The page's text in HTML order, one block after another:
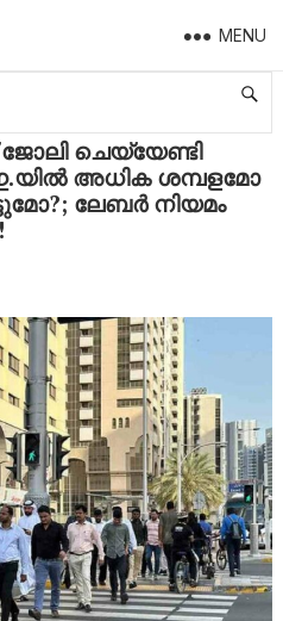
MENU
യു.എ.ഇ.യിൽ അധിക ശമ്പളമോ പകരം അവധിയോ കിട്ടുമോ?; ലേബർ നിയമം ലംഘിച്ചാൽ പണികിട്ടും!
ചെയ്യേണ്ടി
അധിക ശമ്പളമോ
ലേബർ നിയമം